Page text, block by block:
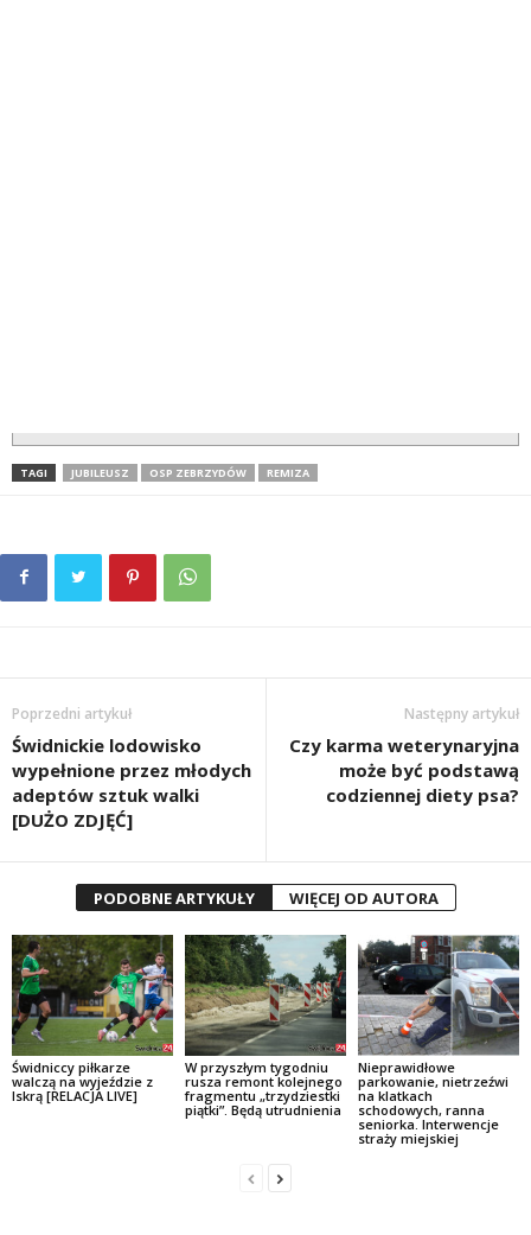
TAGI JUBILEUSZ OSP ZEBRZYDÓW REMIZA
Poprzedni artykuł
Świdnickie lodowisko
wypełnione przez młodych
adeptów sztuk walki
[DUŻO ZDJĘĆ]
Następny artykuł
Czy karma weterynaryjna
może być podstawą
codziennej diety psa?
PODOBNE ARTYKUŁY WIĘCEJ OD AUTORA
Świdniccy piłkarze
walczą na wyjeździe z
Iskrą [RELACJA LIVE]
W przyszłym tygodniu
rusza remont kolejnego
fragmentu „trzydziestki
piątki”. Będą utrudnienia
Nieprawidłowe
parkowanie, nietrzeźwi
na klatkach
schodowych, ranna
seniorka. Interwencje
straży miejskiej